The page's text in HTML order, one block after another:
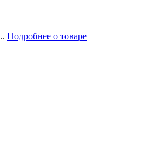
Подробнее о товаре